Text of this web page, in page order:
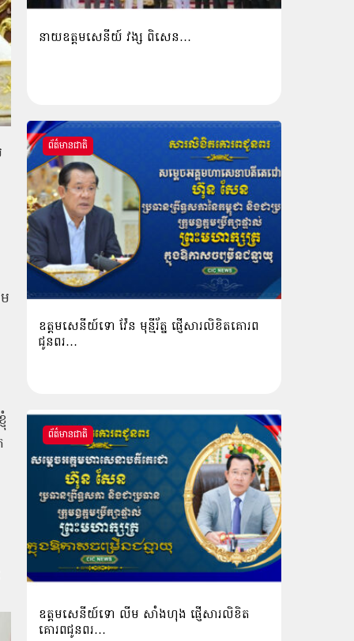
នាយឧត្តមសេនីយ៍ វង្ស ពិសេន…
ព័ត៌មានជាតិ
ឧត្តមសេនីយ៍ទោ វ៉ែន មុន្មីរ័ត្ន ផ្ញើសារលិខិតគោរព
ជូនពរ…
ព័ត៌មានជាតិ
ឧត្តមសេនីយ៍ទោ លីម​ សាំង​ហុង​ ផ្ញើសារលិខិត
គោរពជូនពរ…